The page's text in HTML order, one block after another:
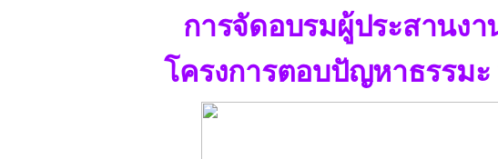
การจัดอบรมผู้ประสานง
โครงการตอบปัญหาธรรมะ